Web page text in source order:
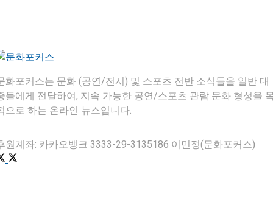
화포커스는 문화 (공연/전시) 및 스포츠 전반 소식들을 일반 대
들에게 전달하여, 지속 가능한 공연/스포츠 관람 문화 형성을
으로 하는 온라인 뉴스입니다.
원계좌: 카카오뱅크 3333-29-3135186 이민정(문화포커스)